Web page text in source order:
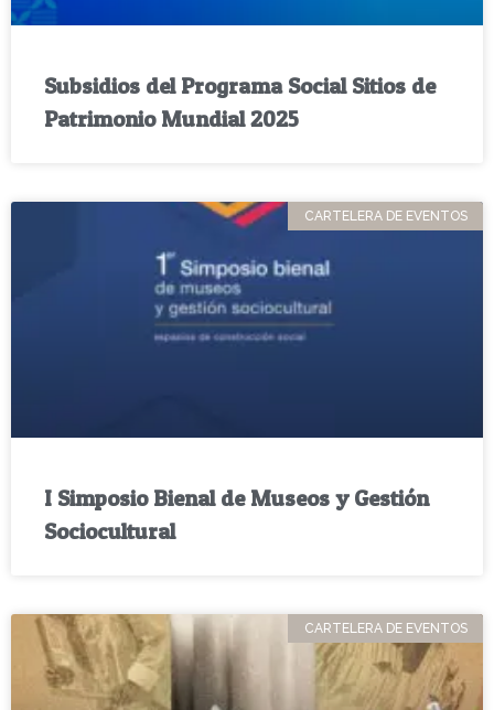
Subsidios del Programa Social Sitios de
Patrimonio Mundial 2025
CARTELERA DE EVENTOS
I Simposio Bienal de Museos y Gestión
Sociocultural
CARTELERA DE EVENTOS